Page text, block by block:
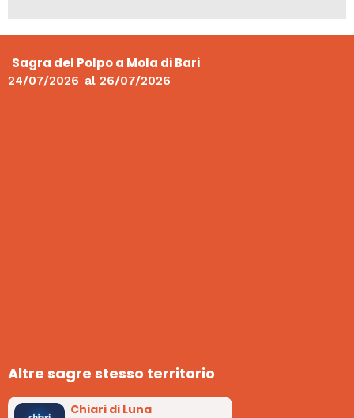
Sagra del Polpo a Mola di Bari
24/07/2026 al 26/07/2026
Altre sagre stesso territorio
Chiari di Luna